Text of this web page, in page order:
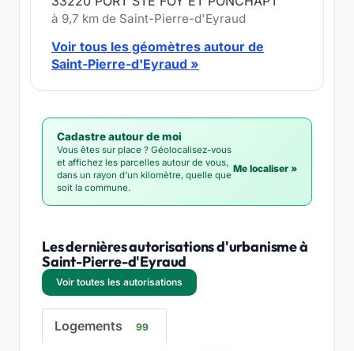
à 9,7 km de Saint-Pierre-d'Eyraud
Voir tous les géomètres autour de
Saint-Pierre-d'Eyraud »
Cadastre autour de moi
Vous êtes sur place ? Géolocalisez-vous
et affichez les parcelles autour de vous,
dans un rayon d'un kilomètre, quelle que
soit la commune.
Me localiser »
Les dernières autorisations d'urbanisme à
Saint-Pierre-d'Eyraud
Voir toutes les autorisations
Logements 99